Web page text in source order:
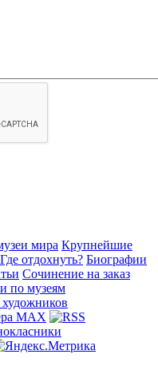
мира Крупнейшие
Где отдохнуть? Биографии
Сочинение на заказ
по музеям